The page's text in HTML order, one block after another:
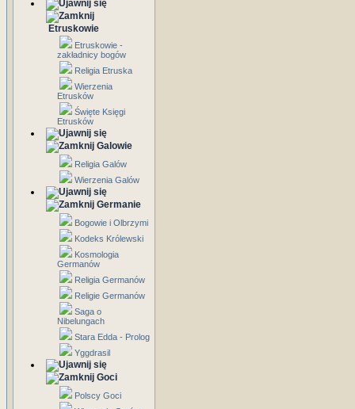
Etruskowie
Etruskowie -
zakładnicy bogów
Religia Etruska
Wierzenia
Etrusków
Święte Księgi
Etrusków
Galowie
Religia Galów
Wierzenia Galów
Germanie
Bogowie i Olbrzymi
Kodeks Królewski
Kosmologia
Germanów
Religia Germanów
Religie Germanów
Saga o
Nibelungach
Stara Edda - Prolog
Yggdrasil
Goci
Polscy Goci